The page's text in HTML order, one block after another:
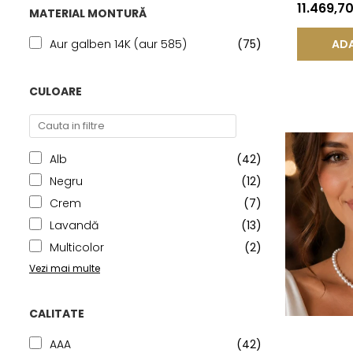
MATERIAL MONTURĂ
Aur galben 14K (aur 585)
(75)
CULOARE
Alb
(42)
Negru
(12)
Crem
(7)
Lavandă
(13)
Multicolor
(2)
Vezi mai multe
CALITATE
AAA
(42)
KASKADDA®